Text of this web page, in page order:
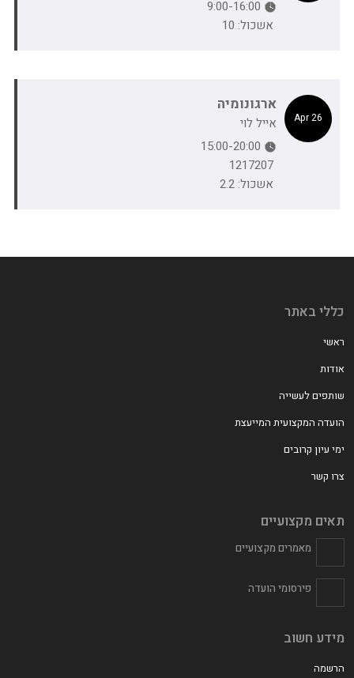
אשכול: 10
26 Apr
ארגונומיה
אייל לוי
אשכול: 2.2
כללי באתר
ראשי
אודות
שותפים לעשייה
הועדה המקצועית המייעצת
ימי עיון קרובים
צרו קשר
תאים מקצועיים
מאמרים מקצועיים
פירסומי הועדה
מידע חשוב
הרשמה